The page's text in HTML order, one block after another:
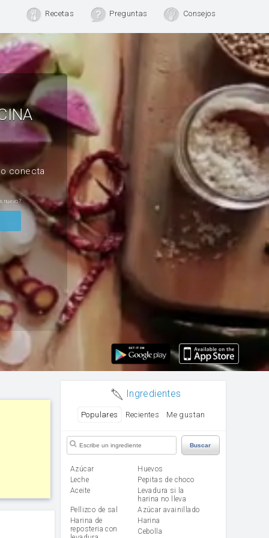
Recetas Preguntas Consejos
conecta
nuevo?
Ingredientes
Populares Recientes Me gustan
Buscar
Azúcar
huevos
leche
Pepitas de choco
aceite
Levadura si la
harina no lleva
Pellizco de sal
Azúcar avainillado
Harina de
reposteria con
harina
cebolla